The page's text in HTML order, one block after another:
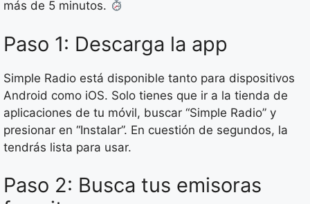
más de 5 minutos.
Paso 1: Descarga la app
Simple Radio está disponible tanto para dispositivos
Android como iOS. Solo tienes que ir a la tienda de
aplicaciones de tu móvil, buscar “Simple Radio” y
presionar en “Instalar”. En cuestión de segundos, la
tendrás lista para usar.
Paso 2: Busca tus emisoras